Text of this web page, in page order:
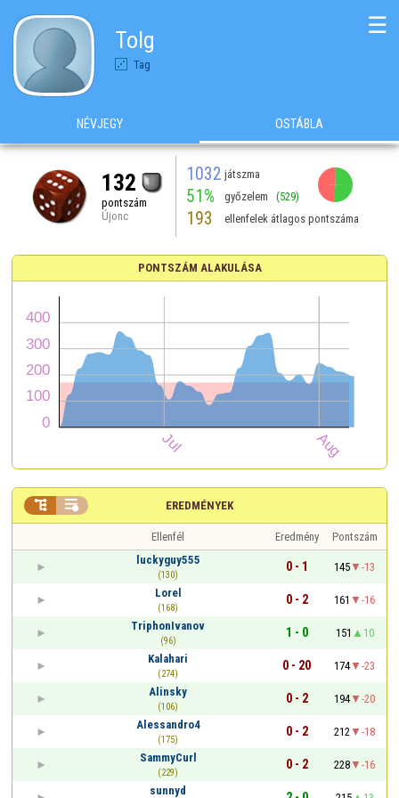
Tolg
Tag
☰
NÉVJEGY OSTÁBLA
132
pontszám
Újonc
1032 játszma
51% győzelem (529)
193 ellenfelek átlagos pontszáma
PONTSZÁM ALAKULÁSA
EREDMÉNYEK
 
Ellenfél Eredmény
Pontszám
luckyguy555
(130)
0 - 1 145
-13
Lorel
(168)
0 - 2 161
-16
TriphonIvanov
(96)
1 - 0 151
10
Kalahari
(274)
0 - 20 174
-23
Alinsky
(106)
0 - 2 194
-20
Alessandro4
(175)
0 - 2 212
-18
SammyCurl
(229)
0 - 2 228
-16
sunnyd